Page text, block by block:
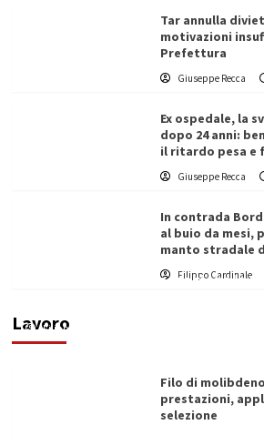
Tar annulla
motivazioni
Prefettura
Giuseppe Recca
Ex ospedale, la
dopo 24 anni:
il ritardo pesa e
Giuseppe Recca
In contrada
al buio da mesi,
manto stradale
Filippo Cardinale
Lavoro
L’ingegnere saccense
di un progetto transnazionale
Filippo Cardinale
Filo di
prestazioni,
selezione